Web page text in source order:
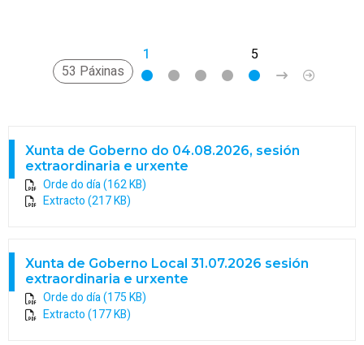
53 Páxinas
1 5
Xunta de Goberno do 04.08.2026, sesión
extraordinaria e urxente
Orde do día (162 KB)
Extracto (217 KB)
Xunta de Goberno Local 31.07.2026 sesión
extraordinaria e urxente
Orde do día (175 KB)
Extracto (177 KB)